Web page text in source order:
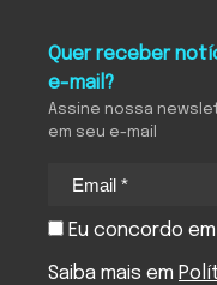
Quer receber
e-mail?
Assine nossa
em seu e-mail
Eu concordo
Saiba mais em